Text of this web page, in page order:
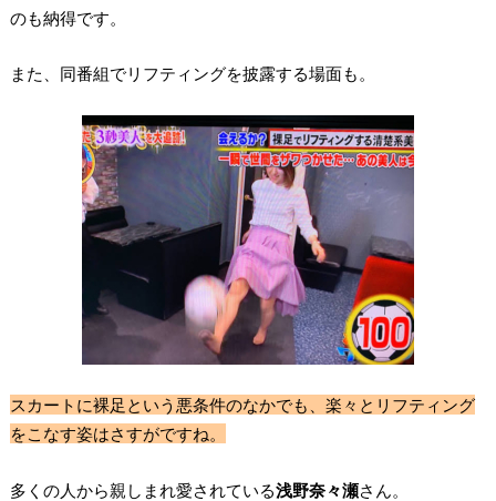
のも納得です。
また、同番組でリフティングを披露する場面も。
スカートに裸足という悪条件のなかでも、楽々とリフティング
をこなす姿はさすがですね。
多くの人から親しまれ愛されている浅野奈々瀬さん。